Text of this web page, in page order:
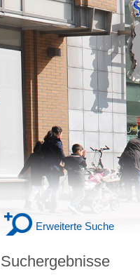
Erweiterte Suche
Suchergebnisse